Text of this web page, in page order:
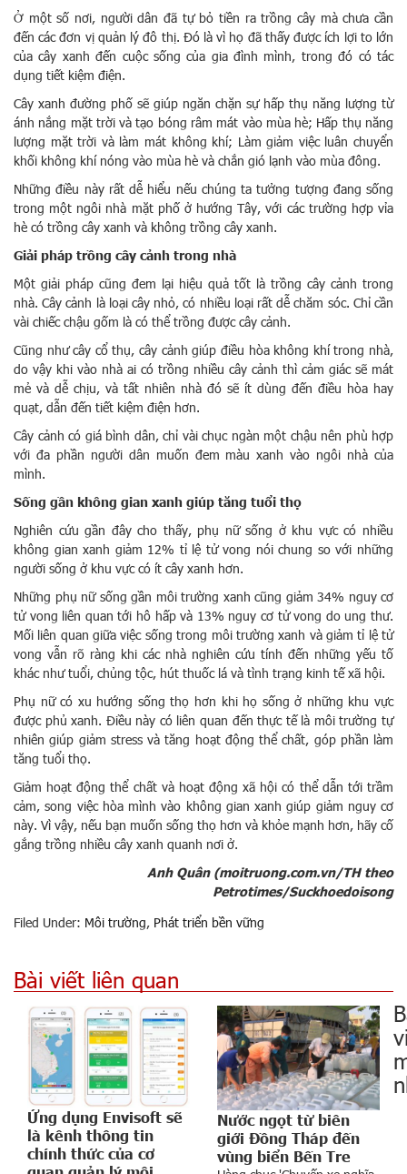
Ở một số nơi, người dân đã tự bỏ tiền ra trồng cây mà chưa cần
đến các đơn vị quản lý đô thị. Đó là vì họ đã thấy được ích lợi to lớn
của cây xanh đến cuộc sống của gia đình mình, trong đó có tác
dụng tiết kiệm điện.
Cây xanh đường phố sẽ giúp ngăn chặn sự hấp thụ năng lượng từ
ánh nắng mặt trời và tạo bóng râm mát vào mùa hè; Hấp thụ năng
lượng mặt trời và làm mát không khí; Làm giảm việc luân chuyển
khối không khí nóng vào mùa hè và chắn gió lạnh vào mùa đông.
Những điều này rất dễ hiểu nếu chúng ta tưởng tượng đang sống
trong một ngôi nhà mặt phố ở hướng Tây, với các trường hợp vỉa
hè có trồng cây xanh và không trồng cây xanh.
Giải pháp trồng cây cảnh trong nhà
Một giải pháp cũng đem lại hiệu quả tốt là trồng cây cảnh trong
nhà. Cây cảnh là loại cây nhỏ, có nhiều loại rất dễ chăm sóc. Chỉ cần
vài chiếc chậu gốm là có thể trồng được cây cảnh.
Cũng như cây cổ thụ, cây cảnh giúp điều hòa không khí trong nhà,
do vậy khi vào nhà ai có trồng nhiều cây cảnh thì cảm giác sẽ mát
mẻ và dễ chịu, và tất nhiên nhà đó sẽ ít dùng đến điều hòa hay
quạt, dẫn đến tiết kiệm điện hơn.
Cây cảnh có giá bình dân, chỉ vài chục ngàn một chậu nên phù hợp
với đa phần người dân muốn đem màu xanh vào ngôi nhà của
mình.
Sống gần không gian xanh giúp tăng tuổi thọ
Nghiên cứu gần đây cho thấy, phụ nữ sống ở khu vực có nhiều
không gian xanh giảm 12% tỉ lệ tử vong nói chung so với những
người sống ở khu vực có ít cây xanh hơn.
Những phụ nữ sống gần môi trường xanh cũng giảm 34% nguy cơ
tử vong liên quan tới hô hấp và 13% nguy cơ tử vong do ung thư.
Mối liên quan giữa việc sống trong môi trường xanh và giảm tỉ lệ tử
vong vẫn rõ ràng khi các nhà nghiên cứu tính đến những yếu tố
khác như tuổi, chủng tộc, hút thuốc lá và tình trạng kinh tế xã hội.
Phụ nữ có xu hướng sống thọ hơn khi họ sống ở những khu vực
được phủ xanh. Điều này có liên quan đến thực tế là môi trường tự
nhiên giúp giảm stress và tăng hoạt động thể chất, góp phần làm
tăng tuổi thọ.
Giảm hoạt động thể chất và hoạt động xã hội có thể dẫn tới trầm
cảm, song việc hòa mình vào không gian xanh giúp giảm nguy cơ
này. Vì vậy, nếu bạn muốn sống thọ hơn và khỏe mạnh hơn, hãy cố
gắng trồng nhiều cây xanh quanh nơi ở.
Anh Quân (moitruong.com.vn/TH theo
Petrotimes/Suckhoedoisong
Filed Under: Môi trường, Phát triển bền vững
Bài viết liên quan
Ứng dụng Envisoft sẽ
là kênh thông tin
chính thức của cơ
Nước ngọt từ biên
giới Đồng Tháp đến
vùng biển Bến Tre